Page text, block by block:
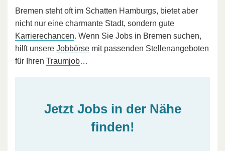
Bremen steht oft im Schatten Hamburgs, bietet aber
nicht nur eine charmante Stadt, sondern gute
Karrierechancen. Wenn Sie Jobs in Bremen suchen,
hilft unsere Jobbörse mit passenden Stellenangeboten
für Ihren Traumjob…
Jetzt Jobs in der Nähe
finden!